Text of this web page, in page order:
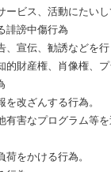
ービス、活動にたい
誹謗中傷行為
、宣伝、勧誘などを
的財産権、肖像権、
改ざんする行為。
有害なプログラム等
をかける行為。